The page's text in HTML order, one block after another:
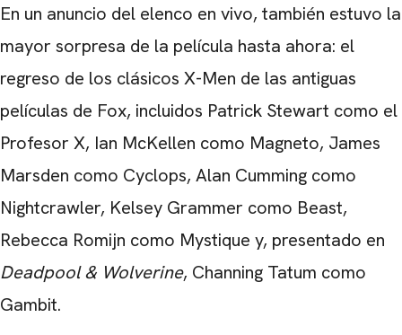
En un anuncio del elenco en vivo, también estuvo la
mayor sorpresa de la película hasta ahora: el
regreso de los clásicos X-Men de las antiguas
películas de Fox, incluidos Patrick Stewart como el
Profesor X, Ian McKellen como Magneto, James
Marsden como Cyclops, Alan Cumming como
Nightcrawler, Kelsey Grammer como Beast,
Rebecca Romijn como Mystique y, presentado en
Deadpool & Wolverine, Channing Tatum como
Gambit.